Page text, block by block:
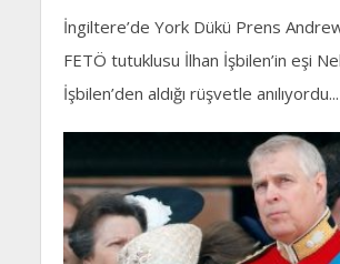
İngiltere’de York Dükü Prens
FETÖ tutuklusu İlhan İşbilen’in eşi
İşbilen’den aldığı rüşvetle anılıyordu...